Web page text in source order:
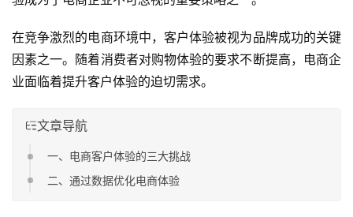
在竞争激烈的电商环境中，客户体验被视为品牌成功的关键
因素之一。随着消费者对购物体验的要求不断提高，电商企
业面临着提升客户体验的迫切需求。
文章导航
一、电商客户体验的三大挑战
二、通过数据优化电商体验